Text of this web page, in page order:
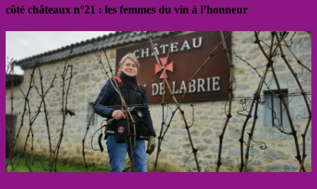
côté châteaux n°21 : les femmes du vin à l’honneur